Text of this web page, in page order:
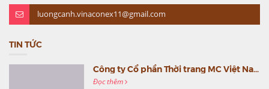
luongcanh.vinaconex11@gmail.com
TIN TỨC
Công ty Cổ phần Thời trang MC Việt Nam (MC Fashion) tổ chức Gala mừng sinh nhật lần thứ 9
Đọc thêm